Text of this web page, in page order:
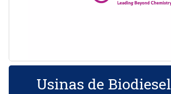
Usinas de Biodiesel